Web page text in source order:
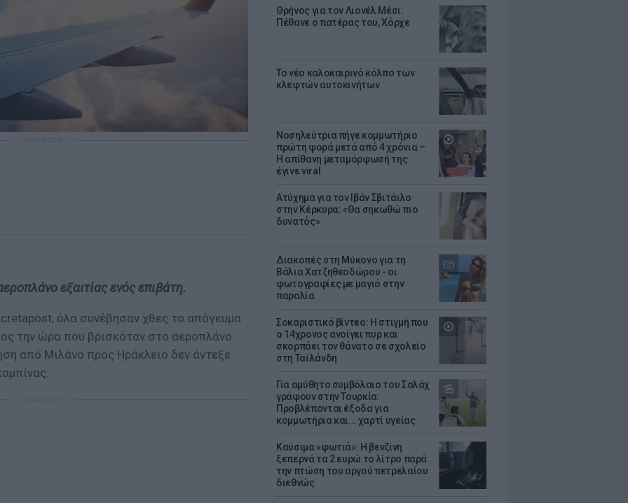
Θρήνος για τον Λιονέλ Μέσι:
Πέθανε ο πατέρας του, Χόρχε
Το νέο καλοκαιρινό κόλπο των
κλεφτών αυτοκινήτων
Νοσηλεύτρια πήγε κομμωτήριο
πρώτη φορά μετά από 4 χρόνια –
Η απίθανη μεταμόρφωσή της
έγινε viral
Ατύχημα για τον Ιβάν Σβιτάιλο
στην Κέρκυρα: «Θα σηκωθώ πιο
δυνατός»
Διακοπές στη Μύκονο για τη
Βάλια Χατζηθεοδώρου - οι
φωτογραφίες με μαγιό στην
παραλία
Σοκαριστικό βίντεο: Η στιγμή που
ο 14χρονος ανοίγει πυρ και
σκορπάει τον θάνατο σε σχολείο
στη Ταϊλάνδη
Για αμύθητο συμβόλαιο του Σαλάχ
γράφουν στην Τουρκία:
Προβλέπονται έξοδα για
κομμωτήρια και... χαρτί υγείας
Καύσιμα «φωτιά»: Η βενζίνη
ξεπερνά τα 2 ευρώ το λίτρο παρά
την πτώση του αργού πετρελαίου
διεθνώς
εξαιτίας ενός επιβάτη.
όλα συνέβησαν χθες το απόγευμα
την ώρα που βρισκόταν στο αεροπλάνο
από Μιλάνο προς Ηράκλειο δεν άντεξε